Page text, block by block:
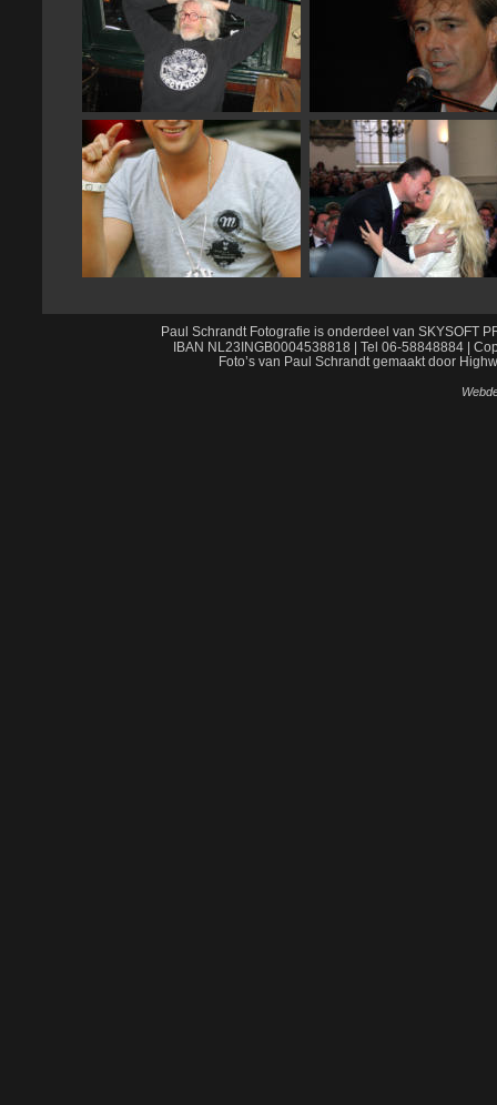
Paul Schrandt Fotografie is onderdeel van SKYSOFT
IBAN NL23INGB0004538818 | Tel 06-58848884 |
Foto’s van Paul Schrandt gemaakt door